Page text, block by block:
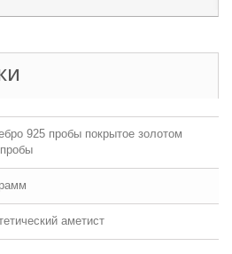
925 пробы покрытое золотом
аметист